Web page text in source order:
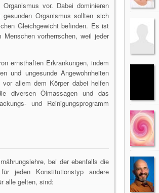
vor. Dabei dominieren
Organismus sollten sich
Gleichgewicht befinden. Es ist
vorherrschen, weil jeder
ernsthaften Erkrankungen, indem
und ungesunde Angewohnheiten
allem dem Körper dabei helfen
diversen Ölmassagen und das
und Reinigungsprogramm
bei der ebenfalls die
jeden Konstitutionstyp andere
alle gelten, sind: